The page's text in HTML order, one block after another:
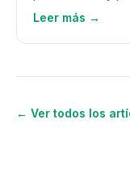
Leer más →
← Ver todos los